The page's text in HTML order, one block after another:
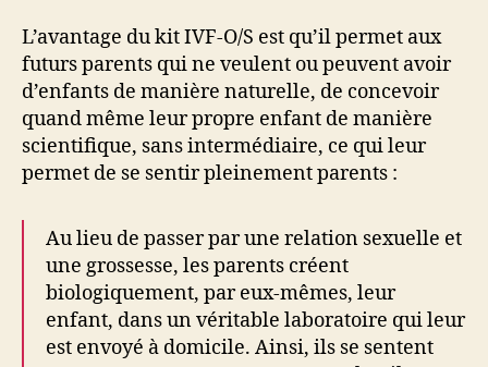
L’avantage du kit IVF-O/S est qu’il permet aux
futurs parents qui ne veulent ou peuvent avoir
d’enfants de manière naturelle, de concevoir
quand même leur propre enfant de manière
scientifique, sans intermédiaire, ce qui leur
permet de se sentir pleinement parents :
Au lieu de passer par une relation sexuelle et
une grossesse, les parents créent
biologiquement, par eux-mêmes, leur
enfant, dans un véritable laboratoire qui leur
est envoyé à domicile. Ainsi, ils se sentent